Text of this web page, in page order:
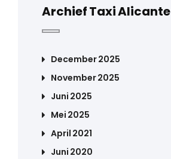
Archief Taxi Alicante
December 2025
November 2025
Juni 2025
Mei 2025
April 2021
Juni 2020